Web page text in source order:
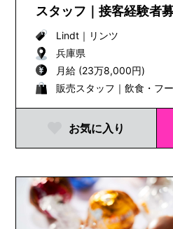
スタッフ｜接客経験者
Lindt｜ リンツ
兵庫県
月給 (23万8,000円)
販売スタッフ｜飲食・フ
お気に入り